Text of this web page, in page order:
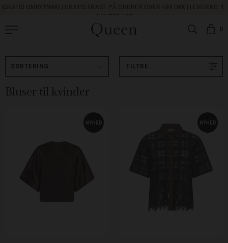
0
FILTRE
Bluser til kvinder
NYHED NYHED